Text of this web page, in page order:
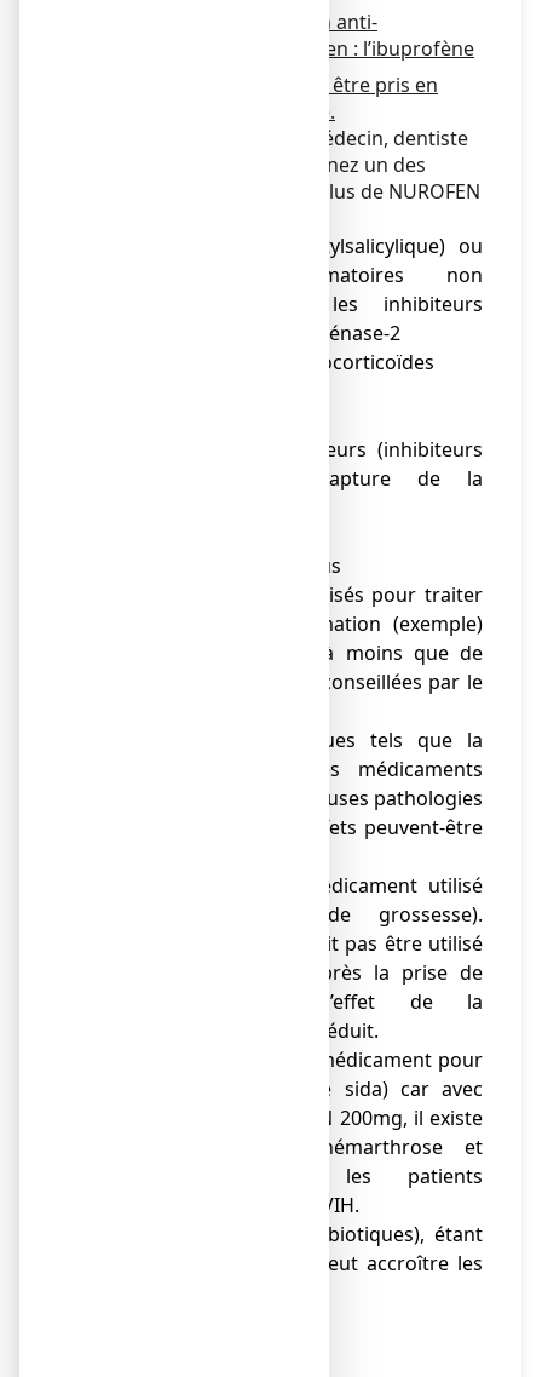
Ce médicament contient un anti-
inflammatoire non stéroïdien : l’ibuprofène
Ce médicament ne doit pas être pris en
association au mifamurtide.
Toujours informer votre médecin, dentiste
ou pharmacien, si vous prenez un des
médicaments suivants en plus de NUROFEN
● aspirine (acide acétylsalicylique) ou
d'autres anti-inflammatoires non
stéroïdiens incluant les inhibiteurs
sélectifs de la cyclo-oxygénase-2
corticostéroïdes, glucocorticoïdes
certains antidépresseurs (inhibiteurs
sélectifs de la recapture de la
ciclosporine, tacrolimus
Les médicaments utilisés pour traiter
la douleur et l’inflammation (exemple)
acide acétylsalicylique à moins que de
faibles doses aient été conseillées par le
Glycosides cardiaques tels que la
digoxine qui sont des médicaments
utilisés dans de nombreuses pathologies
cardiaques car leurs effets peuvent-être
● Mifépristone (un médicament utilisé
pour l’interruption de grossesse).
NUROFEN 200mg ne doit pas être utilisé
dans les 8-12 jours après la prise de
mifépristone, car l’effet de la
mifépristone peut être réduit.
● De la zidovudine (un médicament pour
le traitement contre le sida) car avec
l'utilisation de NUROFEN 200mg, il existe
un risque accru d'hémarthrose et
d'hématomes chez les patients
hémophiles atteints du VIH.
● Des quinolones (antibiotiques), étant
donné que leur prise peut accroître les